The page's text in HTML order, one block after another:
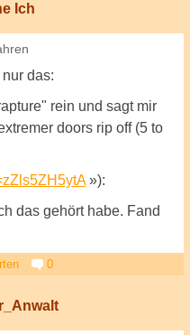
Ich
das:
rein und sagt mir
doors rip off (5 to
»):
das gehört habe. Fand
0